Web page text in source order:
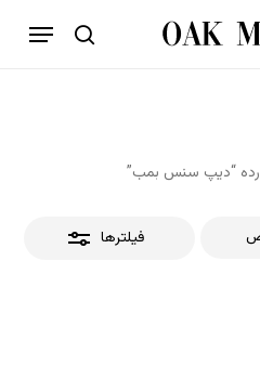
جستجو
فهرست
بستن
“دیپ سنس بمب”
فیلترها